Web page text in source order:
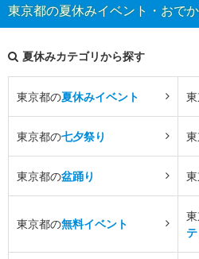
東京都の夏休みイベント・おで
夏休みカテゴリから探す
東京都の夏休みイベント
東京都の七夕祭り
東京都の盆踊り
東京都の無料イベント